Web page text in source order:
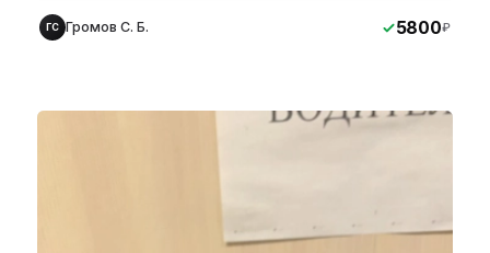
ГС Громов С. Б. 5800₽